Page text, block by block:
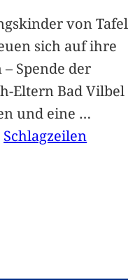
von
sich auf ihre
Spende der
Eltern Bad Vilbel
und eine …
Schlagzeilen